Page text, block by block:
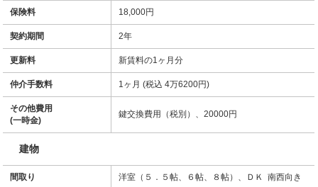
保険料 18,000円
契約期間 2年
更新料 新賃料の1ヶ月分
仲介手数料 1ヶ月 (税込 4万6200円)
その他費用
(一時金)
鍵交換費用（税別）、20000円
建物
間取り 洋室（５．５帖、６帖、８帖）、ＤＫ 南西向き